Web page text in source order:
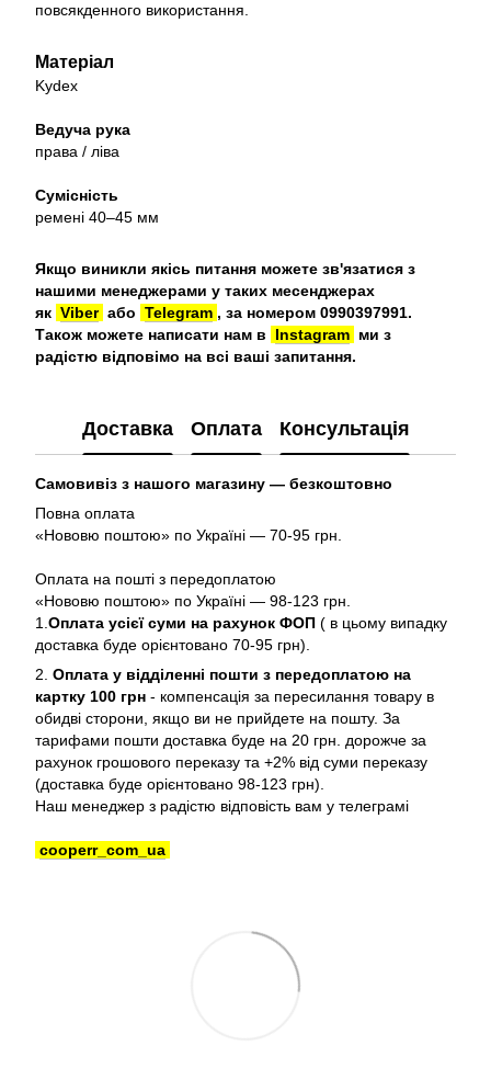
повсякденного використання.
Матеріал
Kydex
Ведуча рука
права / ліва
Сумісність
ремені 40–45 мм
Якщо виникли якісь питання можете зв'язатися з
нашими менеджерами у таких месенджерах
як Viber або Telegram , за номером 0990397991.
Також можете написати нам в
Instagram ми з
радістю відповімо на всі ваші запитання.
Доставка Оплата Консультація
Самовивіз з нашого магазину — безкоштовно
Повна оплата
«Нововю поштою» по Україні — 70-95 грн.
Оплата на пошті з передоплатою
«Нововю поштою» по Україні — 98-123 грн.
1. Оплата усієї суми на рахунок ФОП ( в цьому випадку
доставка буде орієнтовано 70-95 грн).
2. Оплата у відділенні пошти з передоплатою на
картку 100 грн - компенсація за пересилання товару в
обидві сторони, якщо ви не прийдете на пошту. За
тарифами пошти доставка буде на 20 грн. дорожче за
рахунок грошового переказу та +2% від суми переказу
(доставка буде орієнтовано 98-123 грн).
Наш менеджер з радістю відповість вам у телеграмі
cooperr_com_ua